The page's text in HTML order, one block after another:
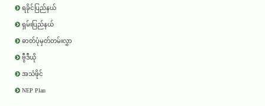
ရခိုင်ပြည်နယ်
ရှမ်းပြည်နယ်
ဓာတ်ပုံမှတ်တမ်းလွှာ
ဗွီဒီယို
အသံဖိုင်
NEP Plan